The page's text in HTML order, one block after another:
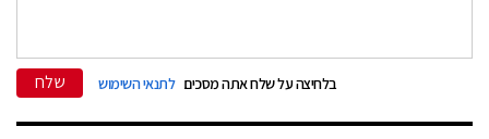
בלחיצה על שלח אתה מסכים לתנאי השימוש שלח